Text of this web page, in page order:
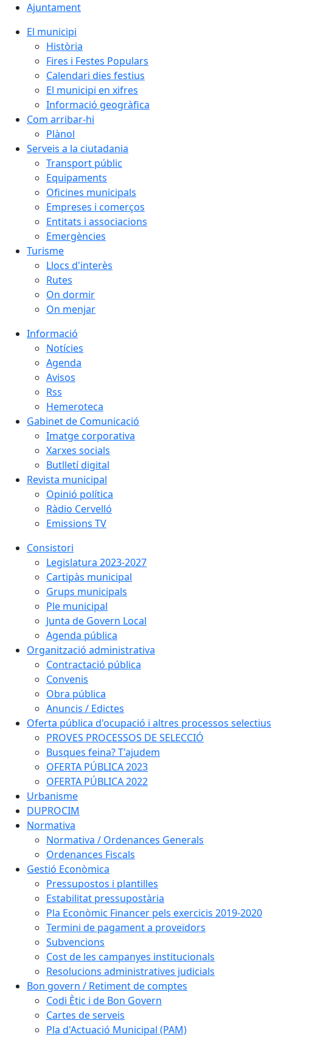
Ajuntament
El municipi
Història
Fires i Festes Populars
Calendari dies festius
El municipi en xifres
Informació geogràfica
Com arribar-hi
Plànol
Serveis a la ciutadania
Transport públic
Equipaments
Oficines municipals
Empreses i comerços
Entitats i associacions
Emergències
Turisme
Llocs d'interès
Rutes
On dormir
On menjar
Informació
Notícies
Agenda
Avisos
Rss
Hemeroteca
Gabinet de Comunicació
Imatge corporativa
Xarxes socials
Butlletí digital
Revista municipal
Opinió política
Ràdio Cervelló
Emissions TV
Consistori
Legislatura 2023-2027
Cartipàs municipal
Grups municipals
Ple municipal
Junta de Govern Local
Agenda pública
Organització administrativa
Contractació pública
Convenis
Obra pública
Anuncis / Edictes
Oferta pública d'ocupació i altres processos selectius
PROVES PROCESSOS DE SELECCIÓ
Busques feina? T'ajudem
OFERTA PÚBLICA 2023
OFERTA PÚBLICA 2022
Urbanisme
DUPROCIM
Normativa
Normativa / Ordenances Generals
Ordenances Fiscals
Gestió Econòmica
Pressupostos i plantilles
Estabilitat pressupostària
Pla Econòmic Financer pels exercicis 2019-2020
Termini de pagament a proveïdors
Subvencions
Cost de les campanyes institucionals
Resolucions administratives judicials
Bon govern / Retiment de comptes
Codi Ètic i de Bon Govern
Cartes de serveis
Pla d'Actuació Municipal (PAM)